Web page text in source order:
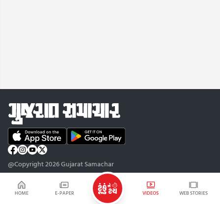
HOME E-PAPER VIDEOS WEB STORIES
@Copyright 2026 Gujarat Samachar